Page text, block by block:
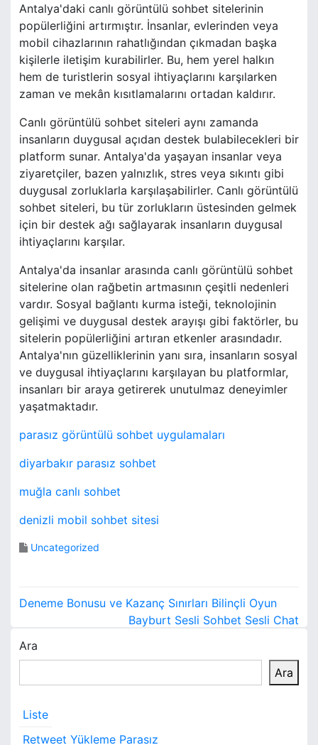
Antalya'daki canlı görüntülü sohbet sitelerinin
popülerliğini artırmıştır. İnsanlar, evlerinden veya
mobil cihazlarının rahatlığından çıkmadan başka
kişilerle iletişim kurabilirler. Bu, hem yerel halkın
hem de turistlerin sosyal ihtiyaçlarını karşılarken
zaman ve mekân kısıtlamalarını ortadan kaldırır.
Canlı görüntülü sohbet siteleri aynı zamanda
insanların duygusal açıdan destek bulabilecekleri bir
platform sunar. Antalya'da yaşayan insanlar veya
ziyaretçiler, bazen yalnızlık, stres veya sıkıntı gibi
duygusal zorluklarla karşılaşabilirler. Canlı görüntülü
sohbet siteleri, bu tür zorlukların üstesinden gelmek
için bir destek ağı sağlayarak insanların duygusal
ihtiyaçlarını karşılar.
Antalya'da insanlar arasında canlı görüntülü sohbet
sitelerine olan rağbetin artmasının çeşitli nedenleri
vardır. Sosyal bağlantı kurma isteği, teknolojinin
gelişimi ve duygusal destek arayışı gibi faktörler, bu
sitelerin popülerliğini artıran etkenler arasındadır.
Antalya'nın güzelliklerinin yanı sıra, insanların sosyal
ve duygusal ihtiyaçlarını karşılayan bu platformlar,
insanları bir araya getirerek unutulmaz deneyimler
yaşatmaktadır.
parasız görüntülü sohbet uygulamaları
diyarbakır parasız sohbet
muğla canlı sohbet
denizli mobil sohbet sitesi
Uncategorized
Y
z
ı
g
e
Deneme Bonusu ve Kazanç Sınırları Bilinçli Oyun
Bayburt Sesli Sohbet Sesli Chat
Ara
Ara
Liste
Retweet Yükleme Parasız